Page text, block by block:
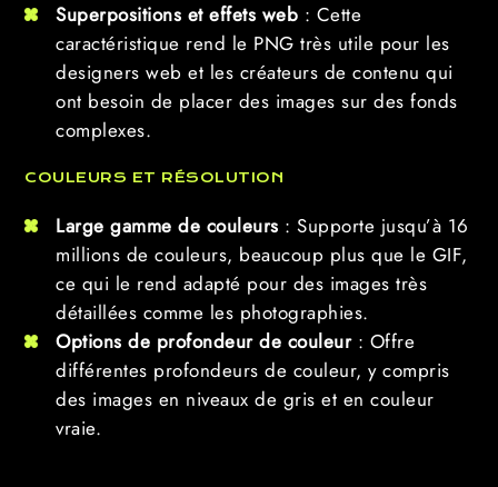
Superpositions et effets web : Cette
caractéristique rend le PNG très utile pour les
designers web et les créateurs de contenu qui
ont besoin de placer des images sur des fonds
complexes.
COULEURS ET RÉSOLUTION
Large gamme de couleurs : Supporte jusqu’à 16
millions de couleurs, beaucoup plus que le GIF,
ce qui le rend adapté pour des images très
détaillées comme les photographies.
Options de profondeur de couleur: Offre
différentes profondeurs de couleur, y compris
des images en niveaux de gris et en couleur
vraie.